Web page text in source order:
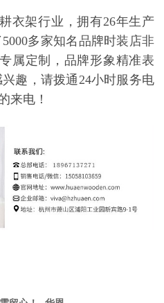
衣架行业，拥有26年生产
多家知名品牌时装店非
属定制，品牌形象精准表
趣，请拨通24小时服务电
来电！